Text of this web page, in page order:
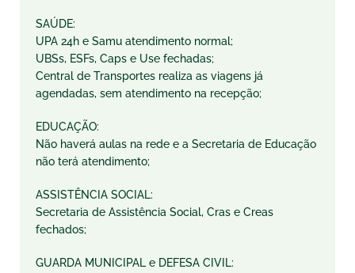
SAÚDE:
UPA 24h e Samu atendimento normal;
UBSs, ESFs, Caps e Use fechadas;
Central de Transportes realiza as viagens já
agendadas, sem atendimento na recepção;
EDUCAÇÃO:
Não haverá aulas na rede e a Secretaria de Educação
não terá atendimento;
ASSISTÊNCIA SOCIAL:
Secretaria de Assistência Social, Cras e Creas
fechados;
GUARDA MUNICIPAL e DEFESA CIVIL: